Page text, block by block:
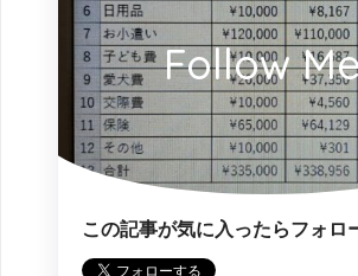
Follow
この記事が気に入ったらフォロ